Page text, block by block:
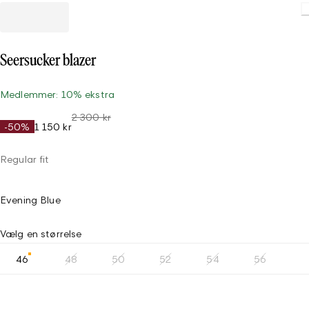
Seersucker blazer
Medlemmer: 10% ekstra
-50% 1 150 kr
2 300 kr
Regular fit
Evening Blue
Vælg en størrelse
46 48 50 52 54 56